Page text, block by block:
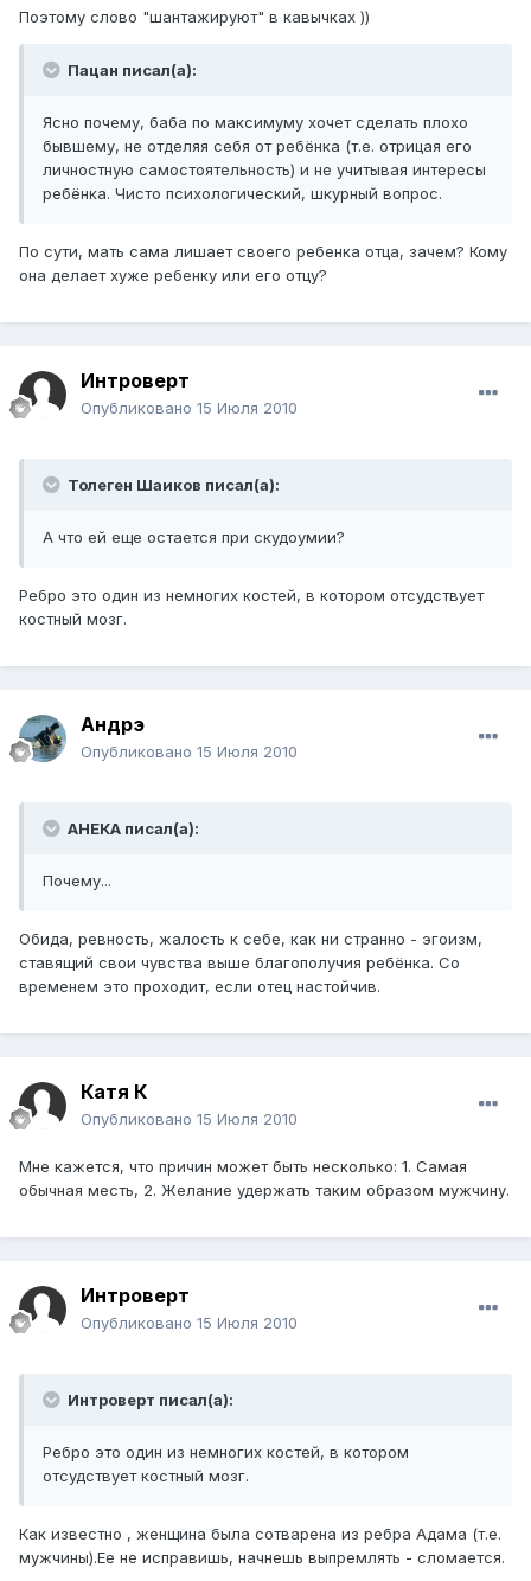
Поэтому слово "шантажируют" в кавычках ))
Пацан писал(а):
Ясно почему, баба по максимуму хочет сделать плохо
бывшему, не отделяя себя от ребёнка (т.е. отрицая его
личностную самостоятельность) и не учитывая интересы
ребёнка. Чисто психологический, шкурный вопрос.
По сути, мать сама лишает своего ребенка отца, зачем? Кому
она делает хуже ребенку или его отцу?
Интроверт
Опубликовано 15 Июля 2010
Толеген Шаиков писал(а):
А что ей еще остается при скудоумии?
Ребро это один из немногих костей, в котором отсудствует
костный мозг.
Андрэ
Опубликовано 15 Июля 2010
АНЕКА писал(а):
Почему...
Обида, ревность, жалость к себе, как ни странно - эгоизм,
ставящий свои чувства выше благополучия ребёнка. Со
временем это проходит, если отец настойчив.
Катя К
Опубликовано 15 Июля 2010
Мне кажется, что причин может быть несколько: 1. Самая
обычная месть, 2. Желание удержать таким образом мужчину.
Интроверт
Опубликовано 15 Июля 2010
Интроверт писал(а):
Ребро это один из немногих костей, в котором
отсудствует костный мозг.
Как известно , женщина была сотварена из ребра Адама (т.е.
мужчины).Ее не исправишь, начнешь выпремлять - сломается.